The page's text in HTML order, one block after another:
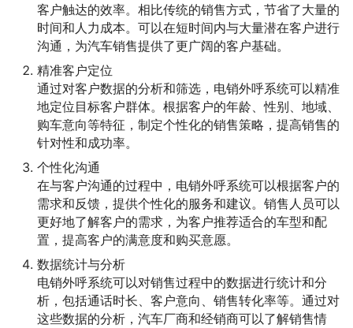
客户触达的效率。相比传统的销售方式，节省了大量的
时间和人力成本。可以在短时间内与大量潜在客户进行
沟通，为汽车销售提供了更广阔的客户基础。
精准客户定位
通过对客户数据的分析和筛选，电销外呼系统可以精准
地定位目标客户群体。根据客户的年龄、性别、地域、
购车意向等特征，制定个性化的销售策略，提高销售的
针对性和成功率。
个性化沟通
在与客户沟通的过程中，电销外呼系统可以根据客户的
需求和反馈，提供个性化的服务和建议。销售人员可以
更好地了解客户的需求，为客户推荐适合的车型和配
置，提高客户的满意度和购买意愿。
数据统计与分析
电销外呼系统可以对销售过程中的数据进行统计和分
析，包括通话时长、客户意向、销售转化率等。通过对
这些数据的分析，汽车厂商和经销商可以了解销售情